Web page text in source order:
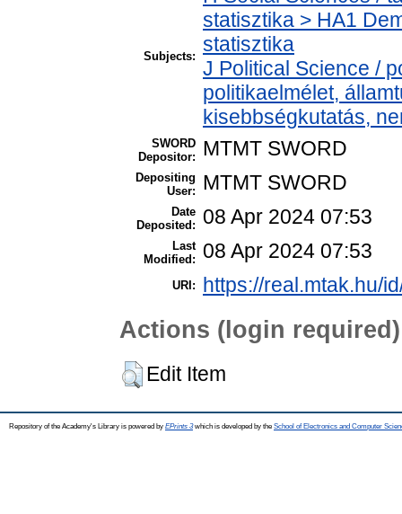
Subjects:
statisztika > HA1
statisztika
J Political Science /
politikaelmélet,
kisebbségkutatás,
SWORD
Depositor:
MTMT SWORD
Depositing
User:
MTMT SWORD
Date
Deposited:
08 Apr 2024 07:53
Last
Modified:
08 Apr 2024 07:53
URI: https://real.mtak.hu/
Actions (login required)
Edit Item
Repository of the Academy's Library is powered by EPrints 3which is developed by the School of Electronics and Computer